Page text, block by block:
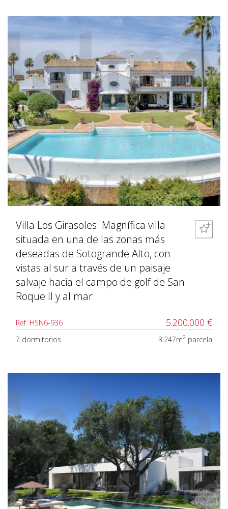
Villa Los Girasoles. Magnífica villa
situada en una de las zonas más
deseadas de Sotogrande Alto, con
vistas al sur a través de un paisaje
salvaje hacia el campo de golf de San
Roque II y al mar.
Ref. HSN6-936 5.200.000 €
7 dormitorios 3.247m2 parcela